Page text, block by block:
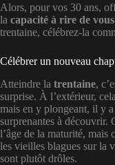
Alors, pour vos 30 ans,
la capacité à rire de
trentaine, célébrez-la
Célébrer un nouveau
Atteindre la trentaine,
surprise. À l’extérieur,
mais en y plongeant, il y
surprenantes à découvrir.
l’âge de la maturité, mais
les vieilles blagues sur la
sont plutôt drôles.